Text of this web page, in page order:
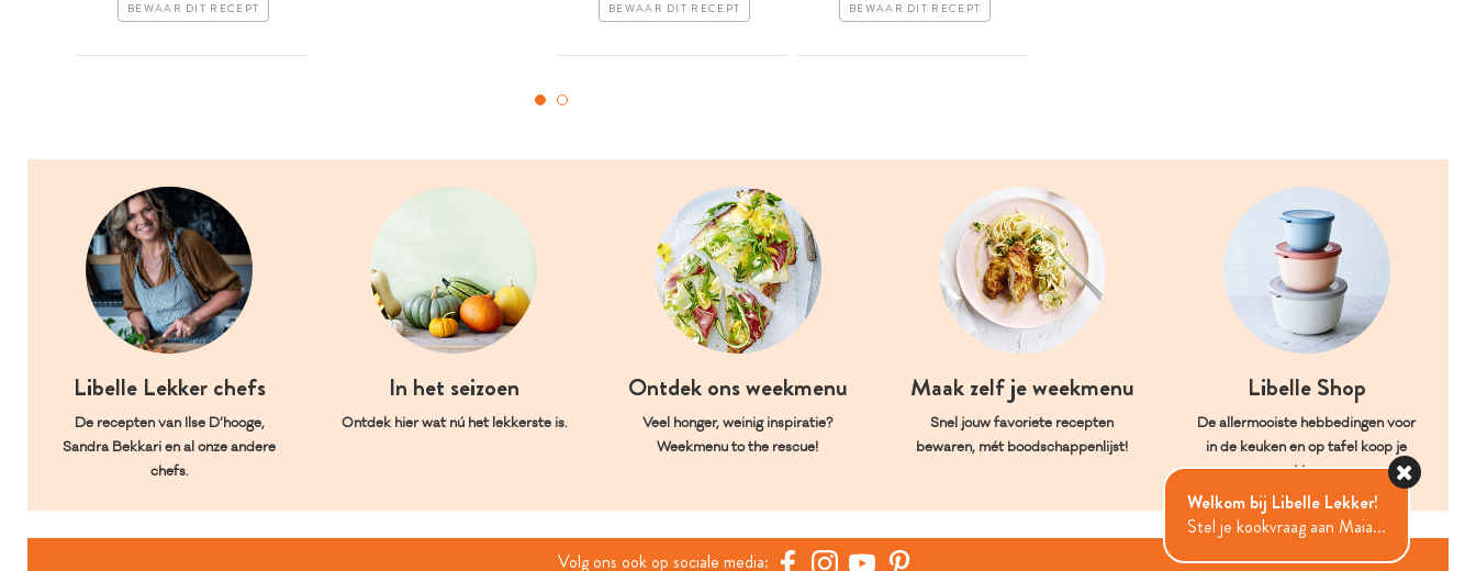
BEWAAR DIT RECEPT BEWAAR DIT RECEPT BEWAAR DIT RECEPT
Libelle Lekker chefs
De recepten van Ilse D’hooge,
Sandra Bekkari en al onze andere
chefs.
In het seizoen
Ontdek hier wat nú het lekkerste is.
Ontdek ons weekmenu
Veel honger, weinig inspiratie?
Weekmenu to the rescue!
Maak zelf je weekmenu
Snel jouw favoriete recepten
bewaren, mét boodschappenlijst!
Libelle Shop
De allermooiste hebbedingen voor
in de keuken en op tafel koop je
hier.
Volg ons ook op sociale media:
Welkom bij Libelle Lekker!
Stel je kookvraag aan Maia...